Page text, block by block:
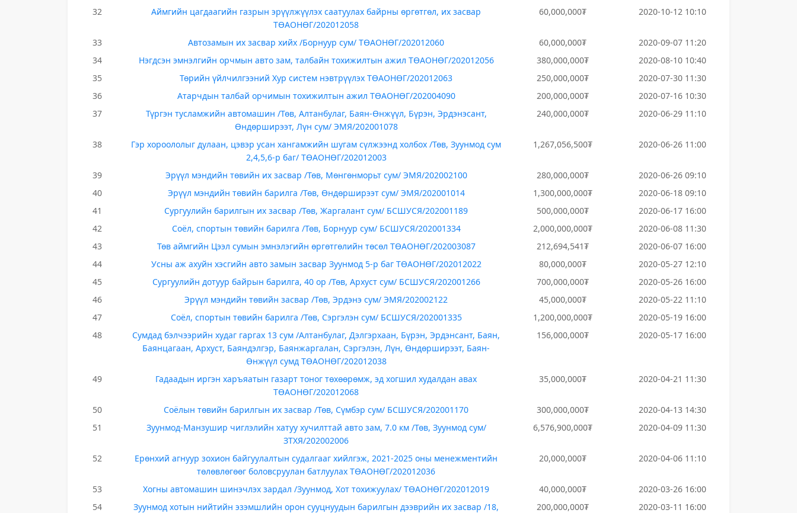
32
Аймгийн цагдаагийн газрын эрүүлжүүлэх саатуулах байрны өргөтгөл, их засвар
ТӨАОНӨГ/202012058
60,000,000₮ 2020-10-12 10:10
33 Автозамын их засвар хийх /Борнуур сум/ ТӨАОНӨГ/202012060 60,000,000₮
2020-09-07 11:20
34
Нэгдсэн эмнэлгийн орчмын авто зам, талбайн тохижилтын ажил ТӨАОНӨГ/202012056 380,000,000₮
2020-08-10 10:40
35
Төрийн үйлчилгээний Хур систем нэвтрүүлэх ТӨАОНӨГ/202012063 250,000,000₮
2020-07-30 11:30
36
Атарчдын талбай орчимын тохижилтын ажил ТӨАОНӨГ/202004090 200,000,000₮
2020-07-16 10:30
37
Түргэн тусламжийн автомашин /Төв, Алтанбулаг, Баян-Өнжүүл, Бүрэн, Эрдэнэсант,
Өндөрширээт, Лүн сум/ ЭМЯ/202001078
240,000,000₮ 2020-06-29 11:10
38
Гэр хороололыг дулаан, цэвэр усан хангамжийн шугам сүлжээнд холбох /Төв, Зуунмод сум
2,4,5,6-р баг/ ТӨАОНӨГ/202012003
1,267,056,500₮ 2020-06-26 11:00
39 Эрүүл мэндийн төвийн их засвар /Төв, Мөнгөнморьт сум/ ЭМЯ/202002100 280,000,000₮
2020-06-26 09:10
40
Эрүүл мэндийн төвийн барилга /Төв, Өндөрширээт сум/ ЭМЯ/202001014 1,300,000,000₮
2020-06-18 09:10
41
Сургуулийн барилгын их засвар /Төв, Жаргалант сум/ БСШУСЯ/202001189 500,000,000₮
2020-06-17 16:00
42
Соёл, спортын төвийн барилга /Төв, Борнуур сум/ БСШУСЯ/202001334 2,000,000,000₮
2020-06-08 11:30
43
Төв аймгийн Цээл сумын эмнэлэгийн өргөтгөлийн төсөл ТӨАОНӨГ/202003087 212,694,541₮
2020-06-07 16:00
44
Усны аж ахуйн хэсгийн авто замын засвар Зуунмод 5-р баг ТӨАОНӨГ/202012022 80,000,000₮
2020-05-27 12:10
45
Сургуулийн дотуур байрын барилга, 40 ор /Төв, Архуст сум/ БСШУСЯ/202001266 700,000,000₮
2020-05-26 16:00
46
Эрүүл мэндийн төвийн засвар /Төв, Эрдэнэ сум/ ЭМЯ/202002122 45,000,000₮
2020-05-22 11:10
47
Соёл, спортын төвийн барилга /Төв, Сэргэлэн сум/ БСШУСЯ/202001335 1,200,000,000₮
2020-05-19 16:00
48
Сумдад бэлчээрийн худаг гаргах 13 сум /Алтанбулаг, Дэлгэрхаан, Бүрэн, Эрдэнсант, Баян,
Баянцагаан, Архуст, Баяндэлгэр, Баянжаргалан, Сэргэлэн, Лүн, Өндөрширээт, Баян-
Өнжүүл сумд ТӨАОНӨГ/202012038
156,000,000₮ 2020-05-17 16:00
49
Гадаадын иргэн харъяатын газарт тоног төхөөрөмж, эд хогшил худалдан авах
ТӨАОНӨГ/202012068
35,000,000₮ 2020-04-21 11:30
50 Соёлын төвийн барилгын их засвар /Төв, Сүмбэр сум/ БСШУСЯ/202001170 300,000,000₮
2020-04-13 14:30
51
Зуунмод-Манзушир чиглэлийн хатуу хучилттай авто зам, 7.0 км /Төв, Зуунмод сум/
ЗТХЯ/202002006
6,576,900,000₮ 2020-04-09 11:30
52
Ерөнхий агнуур зохион байгуулалтын судалгааг хийлгэж, 2021-2025 оны менежментийн
төлөвлөгөөг боловсруулан батлуулах ТӨАОНӨГ/202012036
20,000,000₮ 2020-04-06 11:10
53 Хогны автомашин шинэчлэх зардал /Зуунмод, Хот тохижуулах/ ТӨАОНӨГ/202012019 40,000,000₮
2020-03-26 16:00
54
Зуунмод хотын нийтийн эзэмшлийн орон сууцнуудын барилгын дээврийн их засвар /18,
200,000,000₮ 2020-03-11 16:00